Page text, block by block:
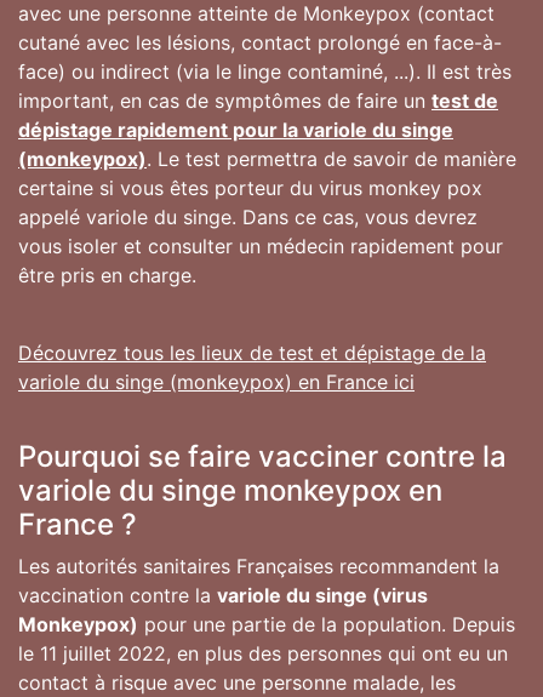
avec une personne atteinte de Monkeypox (contact
cutané avec les lésions, contact prolongé en face-à-
face) ou indirect (via le linge contaminé, ...). Il est très
important, en cas de symptômes de faire un test de
dépistage rapidement pour la variole du singe
(monkeypox). Le test permettra de savoir de manière
certaine si vous êtes porteur du virus monkey pox
appelé variole du singe. Dans ce cas, vous devrez
vous isoler et consulter un médecin rapidement pour
être pris en charge.
Découvrez tous les lieux de test et dépistage de la
variole du singe (monkeypox) en France ici
Pourquoi se faire vacciner contre la
variole du singe monkeypox en
France ?
Les autorités sanitaires Françaises recommandent la
vaccination contre la variole du singe (virus
Monkeypox) pour une partie de la population. Depuis
le 11 juillet 2022, en plus des personnes qui ont eu un
contact à risque avec une personne malade, les